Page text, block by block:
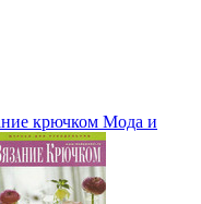
крючком Мода и